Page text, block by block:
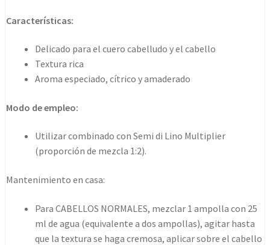
Types
Características:
Delicado para el cuero cabelludo y el cabello
Textura rica
Aroma especiado, cítrico y amaderado
Modo de empleo:
Utilizar combinado con Semi di Lino Multiplier
(proporción de mezcla 1:2).
Mantenimiento en casa:
Para CABELLOS NORMALES, mezclar 1 ampolla con 25
ml de agua (equivalente a dos ampollas), agitar hasta
que la textura se haga cremosa, aplicar sobre el cabello